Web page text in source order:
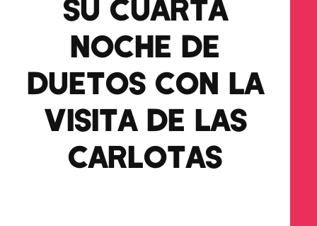
SU CUARTA
NOCHE DE
DUETOS CON LA
VISITA DE LAS
CARLOTAS